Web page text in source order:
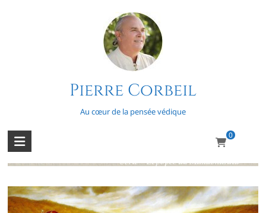
Pierre Corbeil
Au cœur de la pensée védique
0
L’épopée du Mahabharata – Épisode